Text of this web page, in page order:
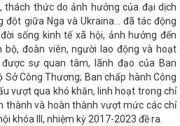
thói quen”
Đại tiệc của âm
Kinh tế Hà Tĩnh 3 tháng đầu
cơ cấu Chính phủ nhiệm kỳ
ương 13 của Tổng Bí thư Tô
thăm cấp Nhà nước đến Ấn Độ
và họp phiên bế mạc
đầu tư 10.000 tỷ đồng
tỉnh Hà Tĩnh
Bế mạc Hội
phần Phát triển công nghiệp -
tế Hàng lang kinh tế Đông Tây
thách thức do ảnh hưởng của đại dịch
đột giữa Nga và Ukraina… đã tác động
sống kinh tế xã hội, ảnh hưởng đến
đoàn viên, người lao động và hoạt
sự quan tâm, lãnh đạo của Ban
Công Thương; Ban chấp hành Công
vượt qua khó khăn, linh hoạt trong chỉ
thành và hoàn thành vượt mức các chỉ
khóa III, nhiệm kỳ 2017-2023 đề ra.